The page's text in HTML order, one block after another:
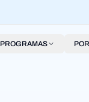
PROGRAMAS